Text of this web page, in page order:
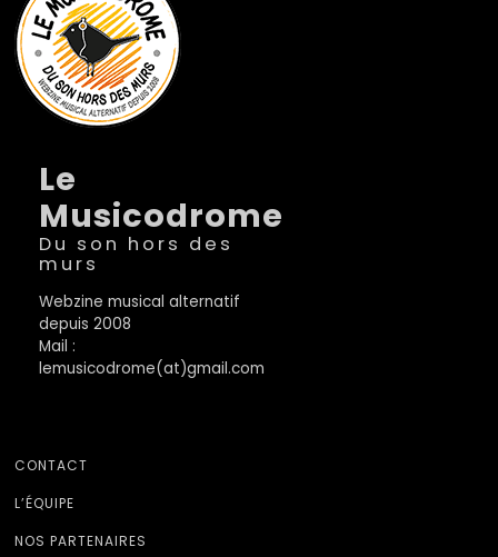
Le
Musicodrome
Du son hors des
murs
Webzine musical alternatif
depuis 2008
Mail :
lemusicodrome(at)gmail.com
CONTACT
L’ÉQUIPE
NOS PARTENAIRES